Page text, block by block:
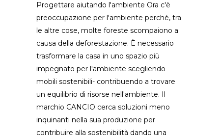
Progettare aiutando l'ambiente Ora c'è
preoccupazione per l'ambiente perché, tra
le altre cose, molte foreste scompaiono a
causa della deforestazione. È necessario
trasformare la casa in uno spazio più
impegnato per l'ambiente scegliendo
mobili sostenibili- contribuendo a trovare
un equilibrio di risorse nell'ambiente. Il
marchio CANCIO cerca soluzioni meno
inquinanti nella sua produzione per
contribuire alla sostenibilità dando una